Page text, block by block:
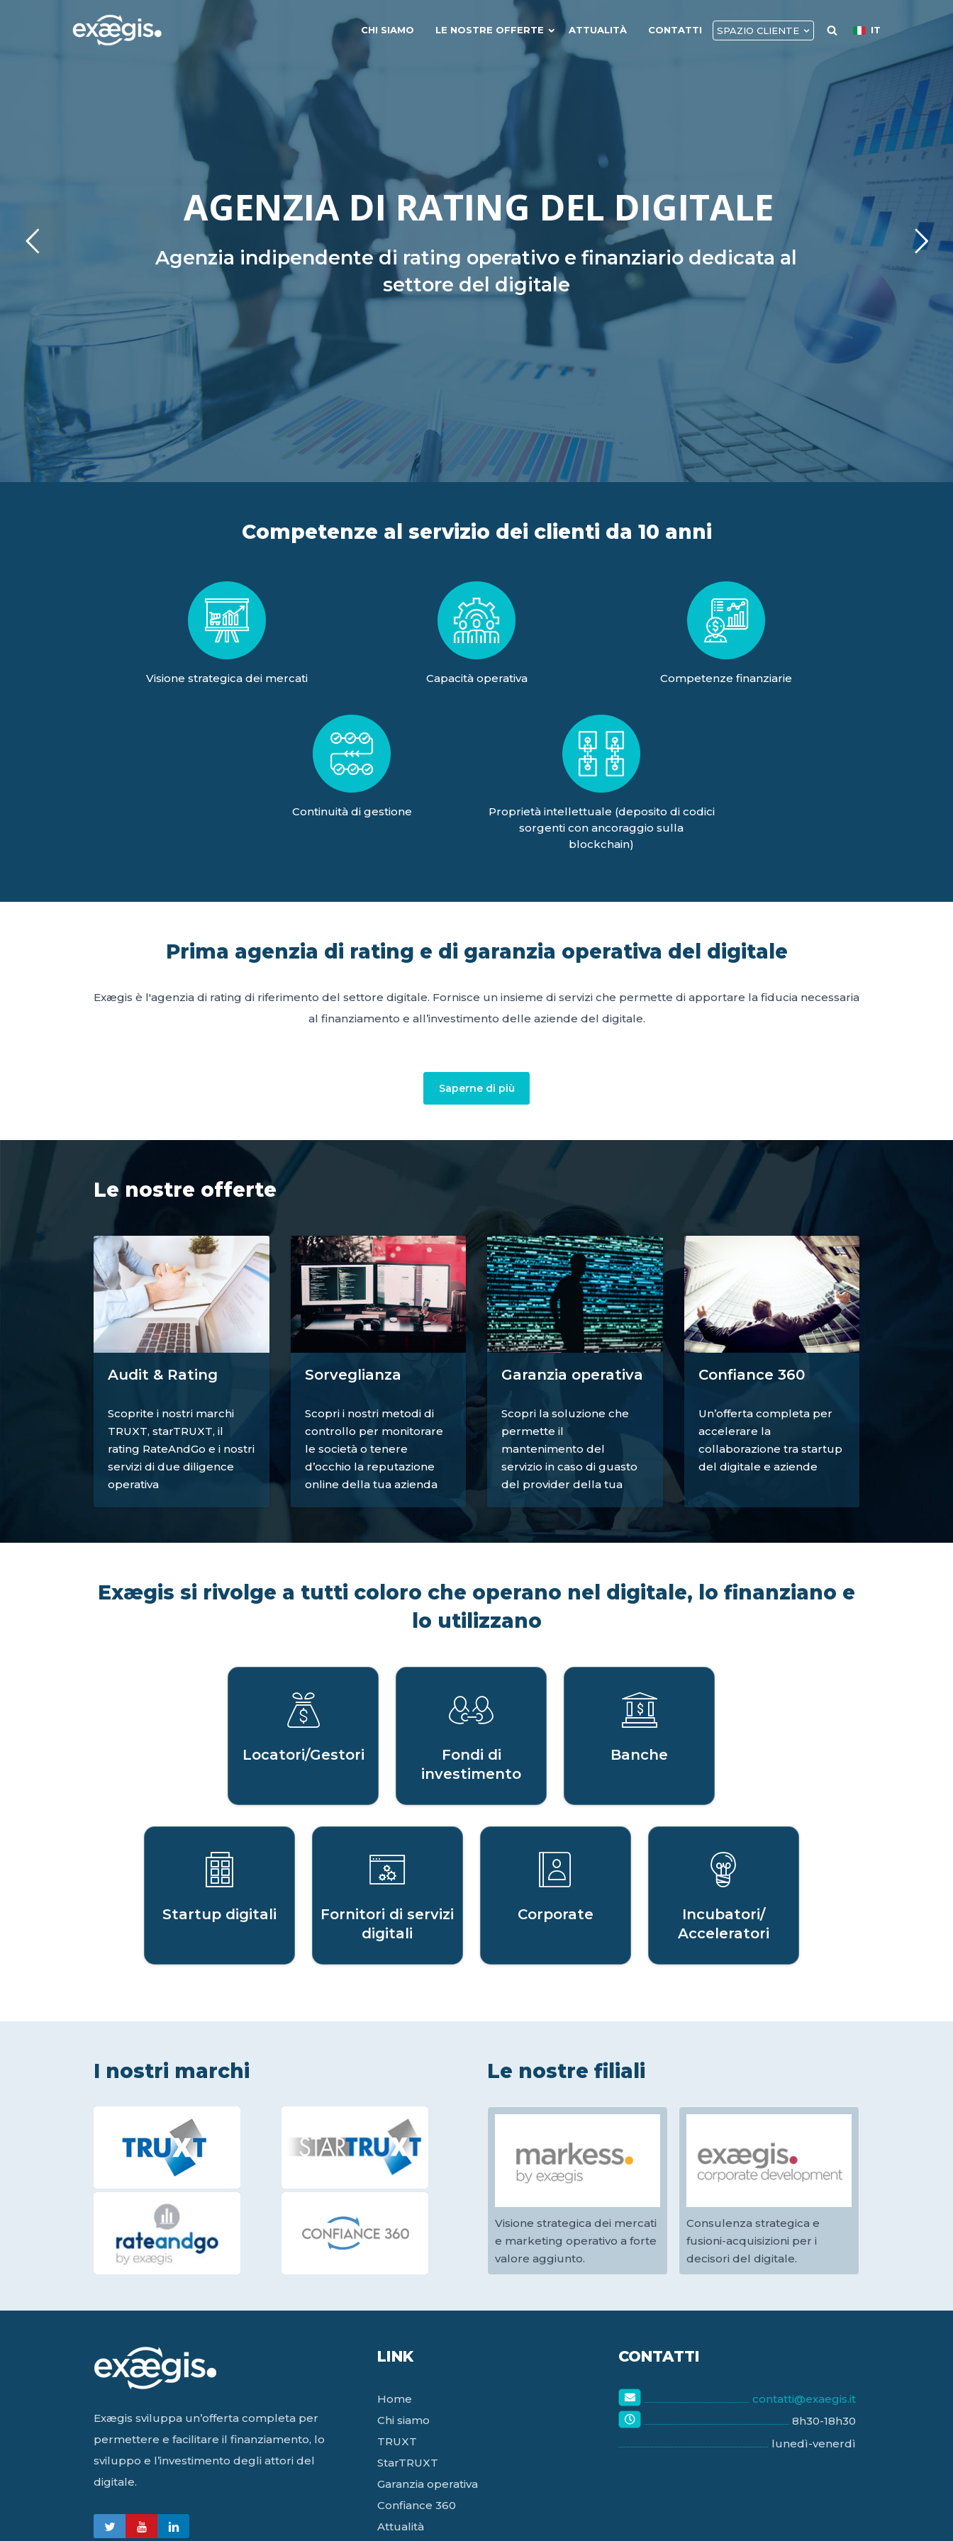
CHI SIAMO LE NOSTRE OFFERTE ATTUALITÀ CONTATTI SPAZIO CLIENTE IT
Agenzia indipendente di rating operativo e finanziario dedicata al
settore del digitale
AGENZIA DI RATING DEL DIGITALE
Competenze al servizio dei clienti da 10 anni
Visione strategica dei mercati Capacità operativa Competenze finanziarie
Continuità di gestione
Proprietà intellettuale (deposito di codici
sorgenti con ancoraggio sulla
blockchain)
Prima agenzia di rating e di garanzia operativa del digitale
Exægis è l'agenzia di rating di riferimento del settore digitale. Fornisce un insieme di servizi che permette di apportare la fiducia necessaria
al finanziamento e all’investimento delle aziende del digitale.
Saperne di più
Le nostre offerte
Audit & Rating
Scoprite i nostri marchi
TRUXT, starTRUXT, il
rating RateAndGo e i nostri
servizi di due diligence
operativa
Sorveglianza
Scopri i nostri metodi di
controllo per monitorare
le società o tenere
d’occhio la reputazione
online della tua azienda
Garanzia operativa
Scopri la soluzione che
permette il
mantenimento del
servizio in caso di guasto
del provider della tua
Confiance 360
Un’offerta completa per
accelerare la
collaborazione tra startup
del digitale e aziende
Exægis si rivolge a tutti coloro che operano nel digitale, lo finanziano e
lo utilizzano
Locatori/Gestori
Fondi di
investimento
Banche
Startup digitali
Fornitori di servizi
digitali
Corporate
Incubatori/
Acceleratori
I nostri marchi Le nostre filiali
Visione strategica dei mercati
e marketing operativo a forte
valore aggiunto.
Consulenza strategica e
fusioni-acquisizioni per i
decisori del digitale.
Exægis sviluppa un’offerta completa per
permettere e facilitare il finanziamento, lo
sviluppo e l’investimento degli attori del
digitale.
LINK
Home
Chi siamo
TRUXT
StarTRUXT
Garanzia operativa
Confiance 360
Attualità
CONTATTI
contatti@exaegis.it
8h30-18h30
lunedì-venerdì